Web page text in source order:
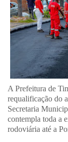
A Prefeitura de
requalificação do
Secretaria
contempla toda a
rodoviária até a